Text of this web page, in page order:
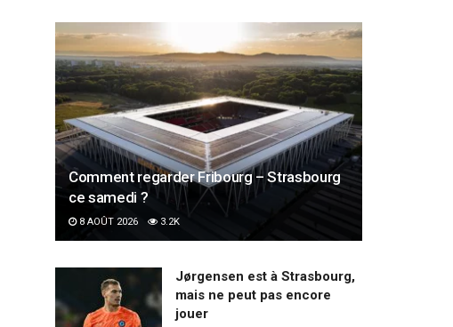
Comment regarder Fribourg – Strasbourg
ce samedi ?
8 AOÛT 2026 3.2K
Jørgensen est à Strasbourg,
mais ne peut pas encore
jouer